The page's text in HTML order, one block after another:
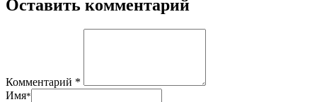
Оставить комментарий
Комментарий *
Имя*